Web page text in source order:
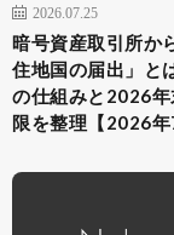
2026.07.25
暗号資産取引所か
住地国の届出」と
の仕組みと2026年
限を整理【2026年